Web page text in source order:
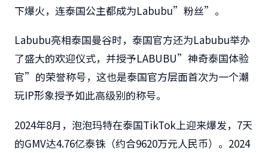
下爆火，连泰国公主都成为Labubu”粉丝”。
Labubu亮相泰国曼谷时，泰国官方还为Labubu举办
了盛大的欢迎仪式，并授予LABUBU”神奇泰国体验
官”的荣誉称号，这也是泰国官方层面首次为一个潮
玩IP形象授予如此高级别的称号。
2024年8月，泡泡玛特在泰国TikTok上迎来爆发，7天
的GMV达4.76亿泰铢（约合9620万元人民币）。2024